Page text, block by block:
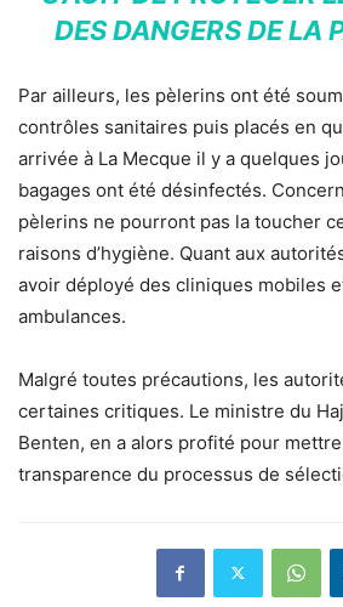
DES DANGERS DE LA
Par ailleurs, les pèlerins ont été
contrôles sanitaires puis placés en
arrivée à La Mecque il y a quelques
bagages ont été désinfectés.
pèlerins ne pourront pas la toucher
raisons d’hygiène. Quant aux
avoir déployé des cliniques mobiles
ambulances.
Malgré toutes précautions, les
certaines critiques. Le ministre du
Benten, en a alors profité pour
transparence du processus de